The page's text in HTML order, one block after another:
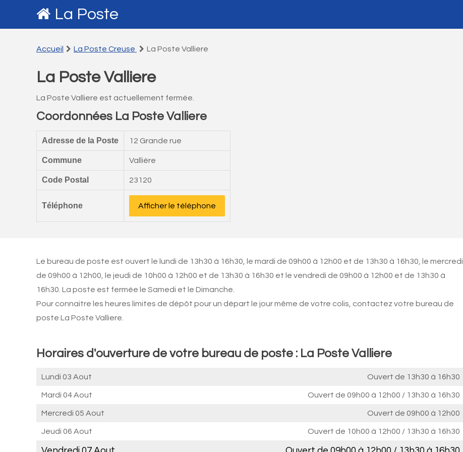
La Poste
Accueil La Poste Creuse La Poste Valliere
La Poste Valliere
La Poste Valliere est actuellement fermée.
Coordonnées La Poste Valliere
Adresse de la Poste 12 Grande rue
Commune Vallière
Code Postal 23120
Téléphone Afficher le téléphone
Le bureau de poste est ouvert le lundi de 13h30 à 16h30, le mardi de 09h00 à 12h00 et de 13h30 à 16h30, le mercredi
de 09h00 à 12h00, le jeudi de 10h00 à 12h00 et de 13h30 à 16h30 et le vendredi de 09h00 à 12h00 et de 13h30 à
16h30. La poste est fermée le Samedi et le Dimanche.
Pour connaitre les heures limites de dépôt pour un départ le jour même de votre colis, contactez votre bureau de
poste La Poste Valliere.
Horaires d'ouverture de votre bureau de poste : La Poste Valliere
Lundi 03 Aout Ouvert de 13h30 à 16h30
Mardi 04 Aout Ouvert de 09h00 à 12h00 / 13h30 à 16h30
Mercredi 05 Aout Ouvert de 09h00 à 12h00
Jeudi 06 Aout Ouvert de 10h00 à 12h00 / 13h30 à 16h30